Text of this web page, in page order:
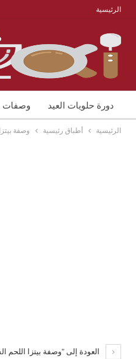
الرئيسية
دورة حلويات العيد وصفات
منوعات شوربات الرئيسية أطباق رئيسية وصفة
العودة إلى "وصفة بيتزا